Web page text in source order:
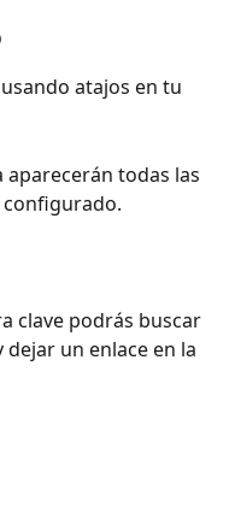
atajos en tu
aparecerán todas las
configurado.
clave podrás buscar
un enlace en la